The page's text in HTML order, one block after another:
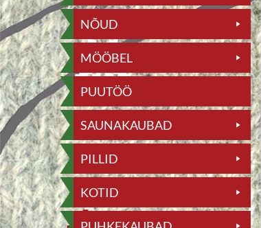
NÕUD
MÖÖBEL
PUUTÖÖ
SAUNAKAUBAD
PILLID
KOTID